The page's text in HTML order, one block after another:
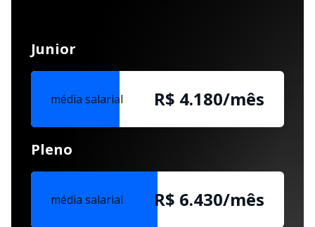
Junior
média salarial R$ 4.180/mês
Pleno
média salarial R$ 6.430/mês